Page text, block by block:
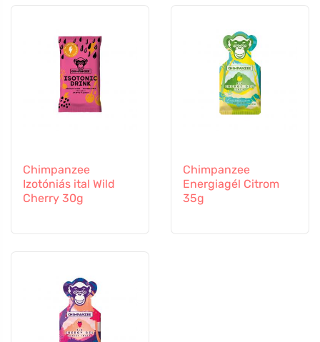
Chimpanzee
Izotóniás ital Wild
Cherry 30g
Chimpanzee
Energiagél Citrom
35g